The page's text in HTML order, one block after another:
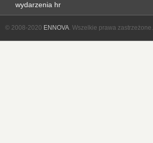
wydarzenia hr
© 2008-2020 ENNOVA. Wszelkie prawa zastrzeżone.